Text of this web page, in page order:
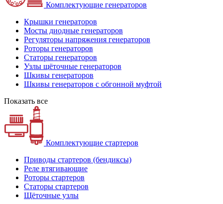
Комплектующие генераторов
Крышки генераторов
Мосты диодные генераторов
Регуляторы напряжения генераторов
Роторы генераторов
Статоры генераторов
Узлы щёточные генераторов
Шкивы генераторов
Шкивы генераторов с обгонной муфтой
Показать все
Комплектующие стартеров
Приводы стартеров (бендиксы)
Реле втягивающие
Роторы стартеров
Статоры стартеров
Щёточные узлы